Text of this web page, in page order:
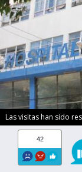
Las visitas han sido
42